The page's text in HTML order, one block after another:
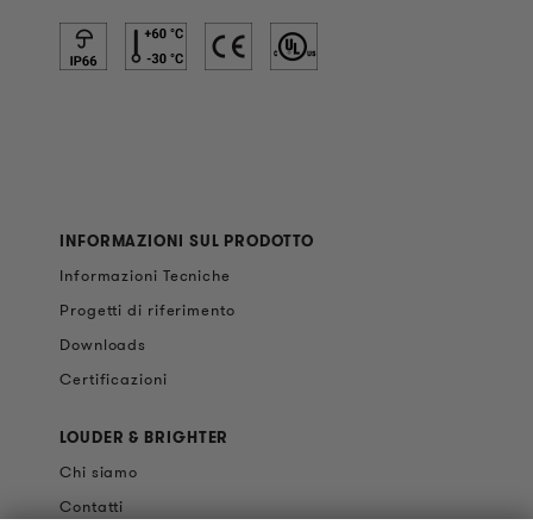
INFORMAZIONI SUL PRODOTTO
Informazioni Tecniche
Progetti di riferimento
Downloads
Certificazioni
LOUDER & BRIGHTER
Chi siamo
Contatti